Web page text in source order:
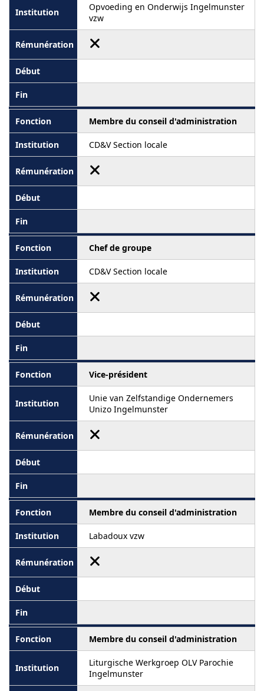
Opvoeding en Onderwijs Ingelmunster
vzw
Membre du conseil d'administration
CD&V Section locale
Chef de groupe
CD&V Section locale
Vice-président
Unie van Zelfstandige Ondernemers
Unizo Ingelmunster
Membre du conseil d'administration
Labadoux vzw
Membre du conseil d'administration
Liturgische Werkgroep OLV Parochie
Ingelmunster